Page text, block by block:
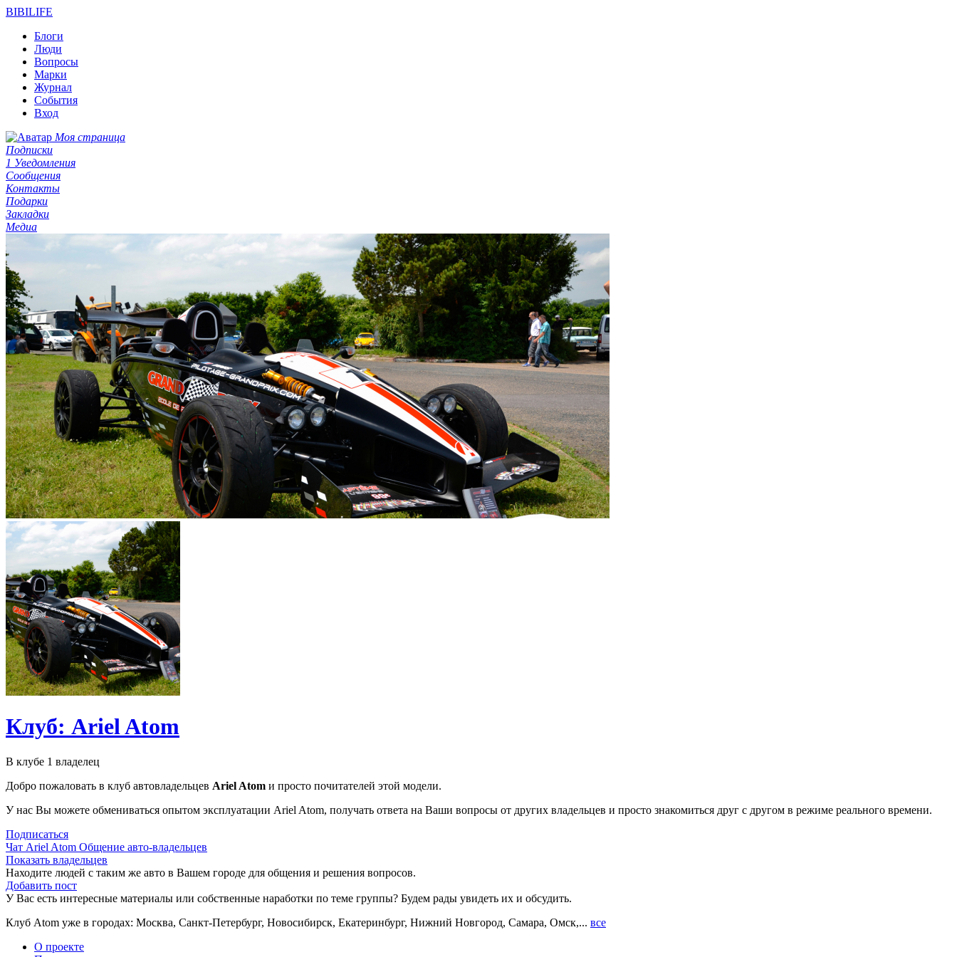
BIBILIFE
Блоги
Люди
Вопросы
Марки
Журнал
События
Вход
Моя страница
Подписки
1 Уведомления
Сообщения
Контакты
Подарки
Закладки
Медиа
Клуб: Ariel Atom
В клубе 1 владелец
Добро пожаловать в клуб автовладельцев Ariel Atom и просто почитателей этой модели.
У нас Вы можете обмениваться опытом эксплуатации Ariel Atom, получать ответа на Ваши вопросы от других владельцев и просто знакомиться друг с другом в режиме реального времени.
Подписаться
Чат Ariel Atom Общение авто-владельцев
Показать владельцев
Находите людей с таким же авто в Вашем городе для общения и решения вопросов.
Добавить пост
У Вас есть интересные материалы или собственные наработки по теме группы? Будем рады увидеть их и обсудить.
Клуб Atom уже в городах: Москва, Санкт-Петербург, Новосибирск, Екатеринбург, Нижний Новгород, Самара, Омск,... все
О проекте